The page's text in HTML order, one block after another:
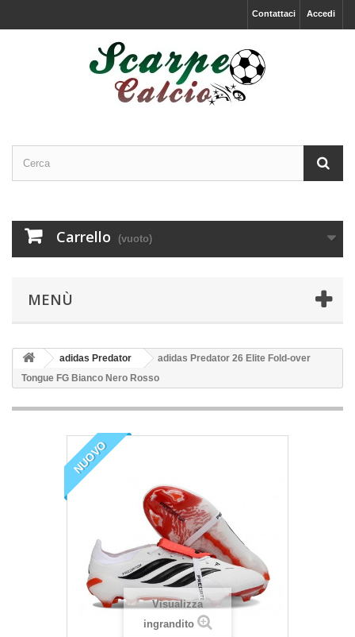
Accedi
Contattaci
Carrello (vuoto)
MENÙ
adidas Predator
adidas Predator 26 Elite Fold-over
Tongue FG Bianco Nero Rosso
NUOVO
Visualizza
ingrandito